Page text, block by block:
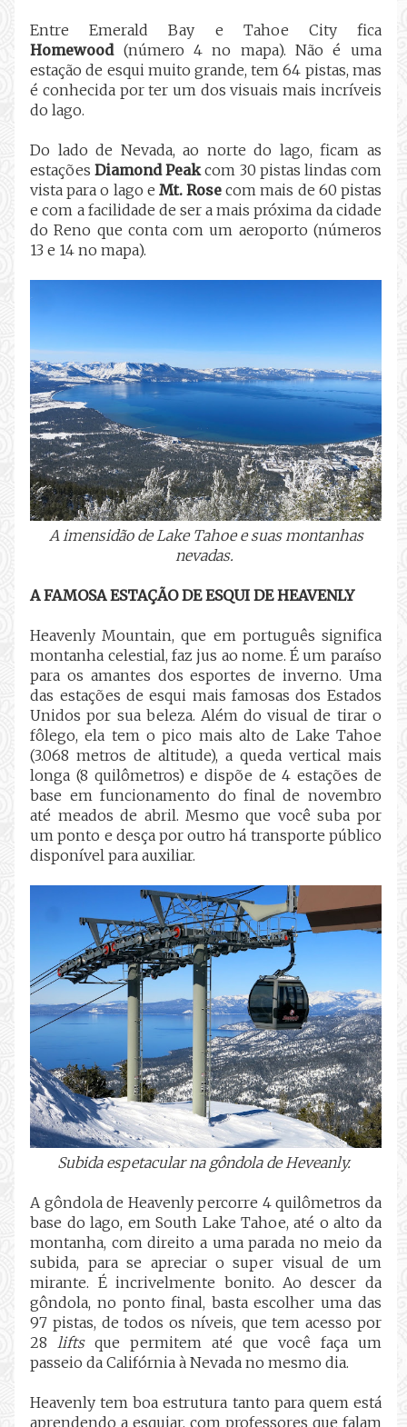
Entre Emerald Bay e Tahoe City fica
Homewood(número 4 no mapa). Não é uma
estação de esqui muito grande, tem 64 pistas, mas
é conhecida por ter um dos visuais mais incríveis
do lago.
Do lado de Nevada, ao norte do lago, ficam as
estaçõesDiamond Peakcom 30 pistas lindas com
vista para o lago e Mt. Rosecom mais de 60 pistas
e com a facilidade de ser a mais próxima da cidade
do Reno que conta com um aeroporto (números
13 e 14 no mapa).
A imensidão de Lake Tahoe e suas montanhas
nevadas.
A FAMOSA ESTAÇÃO DE ESQUI DE HEAVENLY
Heavenly Mountain, que em português significa
montanha celestial, faz jus ao nome. É um paraíso
para os amantes dos esportes de inverno. Uma
das estações de esqui mais famosas dos Estados
Unidos por sua beleza. Além do visual de tirar o
fôlego, ela tem o pico mais alto de Lake Tahoe
(3.068 metros de altitude), a queda vertical mais
longa (8 quilômetros) e dispõe de 4 estações de
base em funcionamento do final de novembro
até meados de abril. Mesmo que você suba por
um ponto e desça por outro há transporte público
disponível para auxiliar.
Subida espetacular na gôndola de Heveanly.
A gôndola de Heavenly percorre 4 quilômetros da
base do lago, em South Lake Tahoe, até o alto da
montanha, com direito a uma parada no meio da
subida, para se apreciar o super visual de um
mirante. É incrivelmente bonito. Ao descer da
gôndola, no ponto final, basta escolher uma das
97 pistas, de todos os níveis, que tem acesso por
28liftsque permitem até que você faça um
passeio da Califórnia à Nevada no mesmo dia.
Heavenly tem boa estrutura tanto para quem está
aprendendo a esquiar, com professores que falam